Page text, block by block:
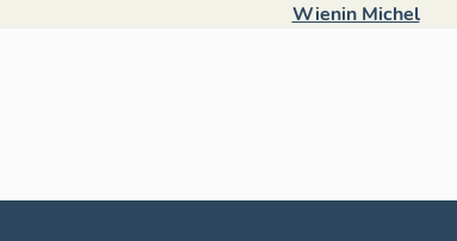
Wienin Michel